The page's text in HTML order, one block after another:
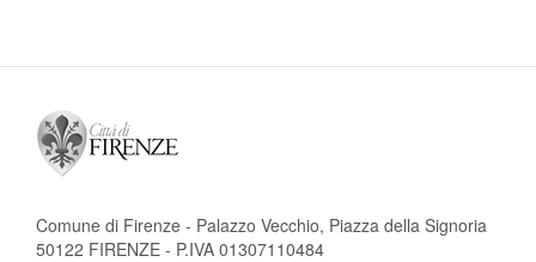
Comune di Firenze - Palazzo Vecchio, Piazza della Signoria
50122 FIRENZE - P.IVA 01307110484